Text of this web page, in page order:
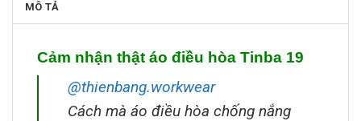
MÔ TẢ
Cảm nhận thật áo điều hòa Tinba 19
@thienbang.workwear
Cách mà áo điều hòa chống nắng